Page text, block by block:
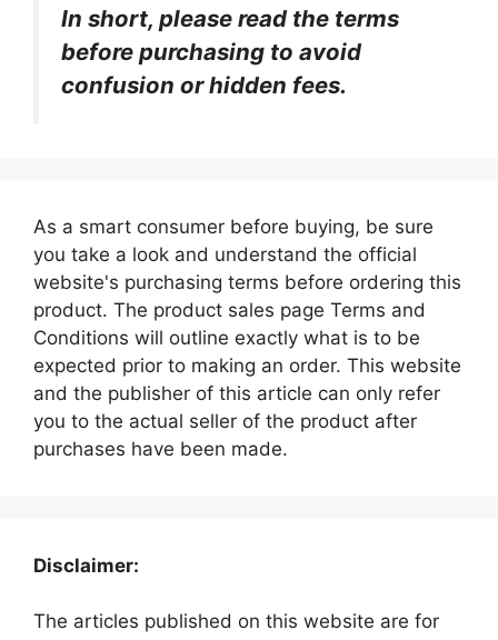
In short, please read the terms
before purchasing to avoid
confusion or hidden fees.
As a smart consumer before buying, be sure
you take a look and understand the official
website's purchasing terms before ordering this
product. The product sales page Terms and
Conditions will outline exactly what is to be
expected prior to making an order. This website
and the publisher of this article can only refer
you to the actual seller of the product after
purchases have been made.
Disclaimer:
The articles published on this website are for